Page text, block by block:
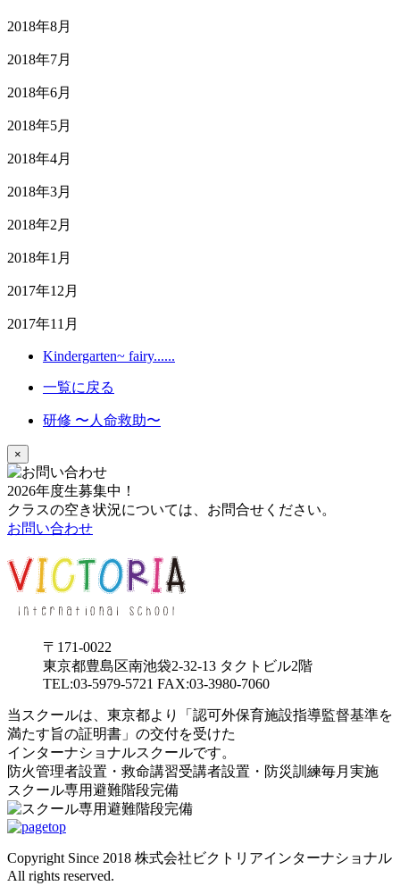
2018年8月
2018年7月
2018年6月
2018年5月
2018年4月
2018年3月
2018年2月
2018年1月
2017年12月
2017年11月
Kindergarten~ fairy......
一覧に戻る
研修 〜人命救助〜
×
2026年度生募集中！
クラスの空き状況については、お問合せください。
お問い合わせ
〒171-0022
東京都豊島区南池袋2-32-13 タクトビル2階
TEL:03-5979-5721 FAX:03-3980-7060
当スクールは、東京都より「認可外保育施設指導監督基準を
満たす旨の証明書」の交付を受けた
インターナショナルスクールです。
防火管理者設置・救命講習受講者設置・防災訓練毎月実施
スクール専用避難階段完備
Copyright Since 2018 株式会社ビクトリアインターナショナル
All rights reserved.